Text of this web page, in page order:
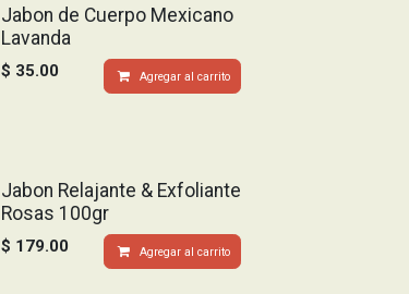
Jabon de Cuerpo Mexicano
Lavanda
$ 35.00 Agregar al carrito
Jabon Relajante & Exfoliante
Rosas 100gr
$ 179.00 Agregar al carrito